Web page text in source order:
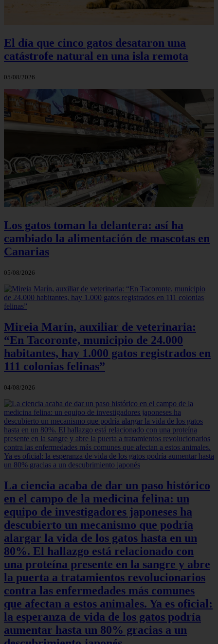
El día que cinco gatos desataron una
catástrofe natural en una isla remota
05/08/2026
Los gatos toman la delantera: así ha
cambiado la alimentación de mascotas en
Canarias
05/08/2026
Mireia Marín, auxiliar de veterinaria:
“En Tacoronte, municipio de 24.000
habitantes, hay 1.000 gatos registrados en
111 colonias felinas”
04/08/2026
La ciencia acaba de dar un paso histórico
en el campo de la medicina felina: un
equipo de investigadores japoneses ha
descubierto un mecanismo que podría
alargar la vida de los gatos hasta en un
80%. El hallazgo está relacionado con
una proteína presente en la sangre y abre
la puerta a tratamientos revolucionarios
contra las enfermedades más comunes
que afectan a estos animales. Ya es oficial:
la esperanza de vida de los gatos podría
aumentar hasta un 80% gracias a un